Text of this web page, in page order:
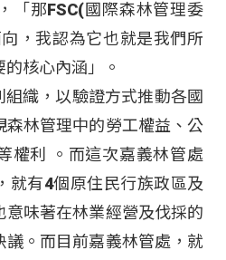
「那FSC(國際森林管理委
，我認為它也就是我們所
核心內涵」。
織，以驗證方式推動各國
森林管理中的勞工權益、公
權利 。而這次嘉義林管處
就有4個原住民行族政區及
意味著在林業經營及伐採的
議。而目前嘉義林管處，就